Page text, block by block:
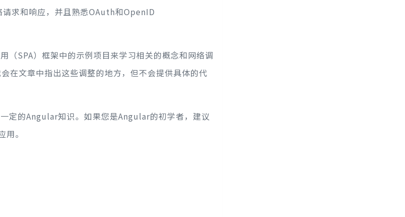
求和响应，并且熟悉OAuth和OpenID
SPA）框架中的示例项目来学习相关的概念和网络调
在文章中指出这些调整的地方，但不会提供具体的代
定的Angular知识。如果您是Angular的初学者，建议
。